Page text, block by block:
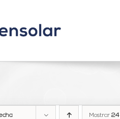
Mostrar 24